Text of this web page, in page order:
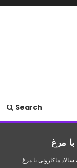
Search
با مرغ
سالاد ماکارونی با مرغ